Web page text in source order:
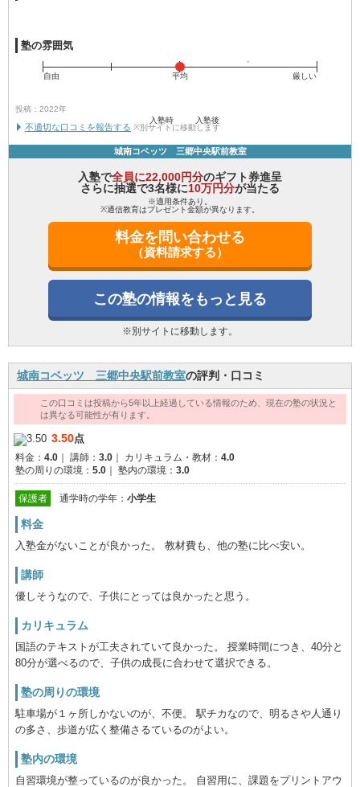
入塾時 入塾後
塾の雰囲気
自由 平均 厳しい
投稿：2022年
不適切な口コミを報告する ※別サイトに移動します
城南コベッツ 三郷中央駅前教室
入塾で全員に22,000円分のギフト券進呈
さらに抽選で3名様に10万円分が当たる
※適用条件あり。
※通信教育はプレゼント金額が異なります。
料金を問い合わせる
（資料請求する）
この塾の情報をもっと見る
※別サイトに移動します。
城南コベッツ 三郷中央駅前教室の評判・口コミ
この口コミは投稿から5年以上経過している情報のため、現在の塾の状況と
は異なる可能性が有ります。
3.50点
料金： 4.0 講師： 3.0 カリキュラム・教材： 4.0
塾の周りの環境： 5.0 塾内の環境： 3.0
保護者 通学時の学年： 小学生
料金
入塾金がないことが良かった。 教材費も、他の塾に比べ安い。
講師
優しそうなので、子供にとっては良かったと思う。
カリキュラム
国語のテキストが工夫されていて良かった。 授業時間につき、40分と
80分が選べるので、子供の成長に合わせて選択できる。
塾の周りの環境
駐車場が１ヶ所しかないのが、不便。 駅チカなので、明るさや人通り
の多さ、歩道が広く整備さるているのがよい。
塾内の環境
自習環境が整っているのが良かった。 自習用に、課題をプリントアウ